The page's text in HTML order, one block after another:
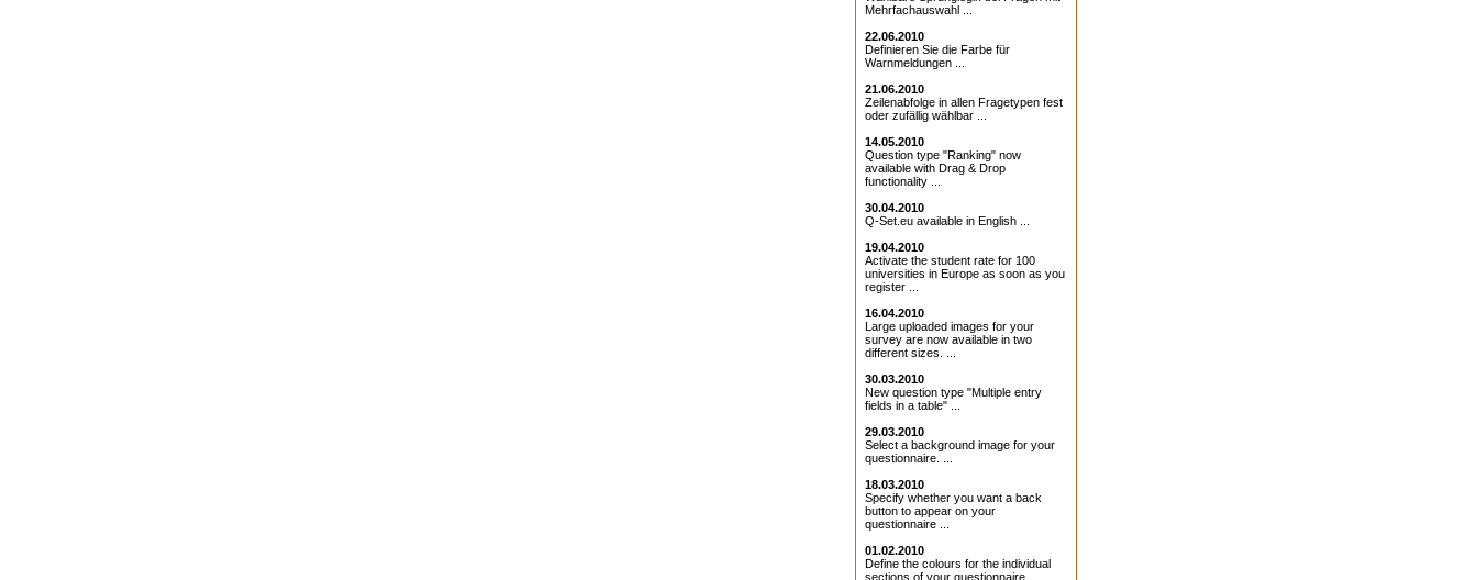
Mehrfachauswahl ...
22.06.2010
Definieren Sie die Farbe für
Warnmeldungen ...
21.06.2010
Zeilenabfolge in allen Fragetypen fest
oder zufällig wählbar ...
14.05.2010
Question type "Ranking" now
available with Drag & Drop
functionality ...
30.04.2010
Q-Set.eu available in English ...
19.04.2010
Activate the student rate for 100
universities in Europe as soon as you
register ...
16.04.2010
Large uploaded images for your
survey are now available in two
different sizes. ...
30.03.2010
New question type "Multiple entry
fields in a table" ...
29.03.2010
Select a background image for your
questionnaire. ...
18.03.2010
Specify whether you want a back
button to appear on your
questionnaire ...
01.02.2010
Define the colours for the individual
sections of your questionnaire ...